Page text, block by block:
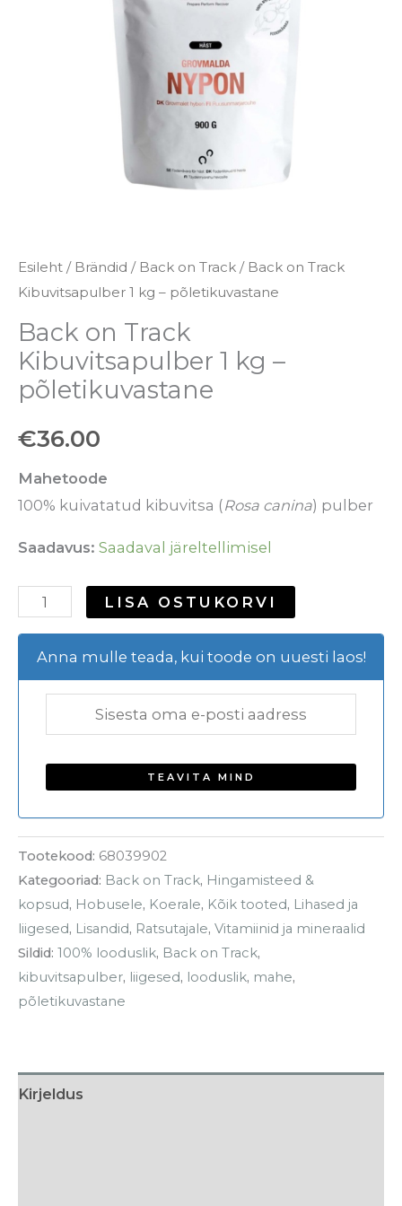
Esileht / Brändid / Back on Track / Back on Track
Kibuvitsapulber 1 kg – põletikuvastane
Back on Track
Kibuvitsapulber 1 kg –
põletikuvastane
€36.00
Mahetoode
100% kuivatatud kibuvitsa (Rosa canina) pulber
Saadavus: Saadaval järeltellimisel
LISA OSTUKORVI
Anna mulle teada, kui toode on uuesti laos!
Tootekood: 68039902
Kategooriad: Back on Track, Hingamisteed &
kopsud, Hobusele, Koerale, Kõik tooted, Lihased ja
liigesed, Lisandid, Ratsutajale, Vitamiinid ja mineraalid
Sildid: 100% looduslik, Back on Track,
kibuvitsapulber, liigesed, looduslik, mahe,
põletikuvastane
Kirjeldus